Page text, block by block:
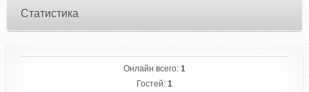
Статистика
Онлайн всего: 1
Гостей: 1